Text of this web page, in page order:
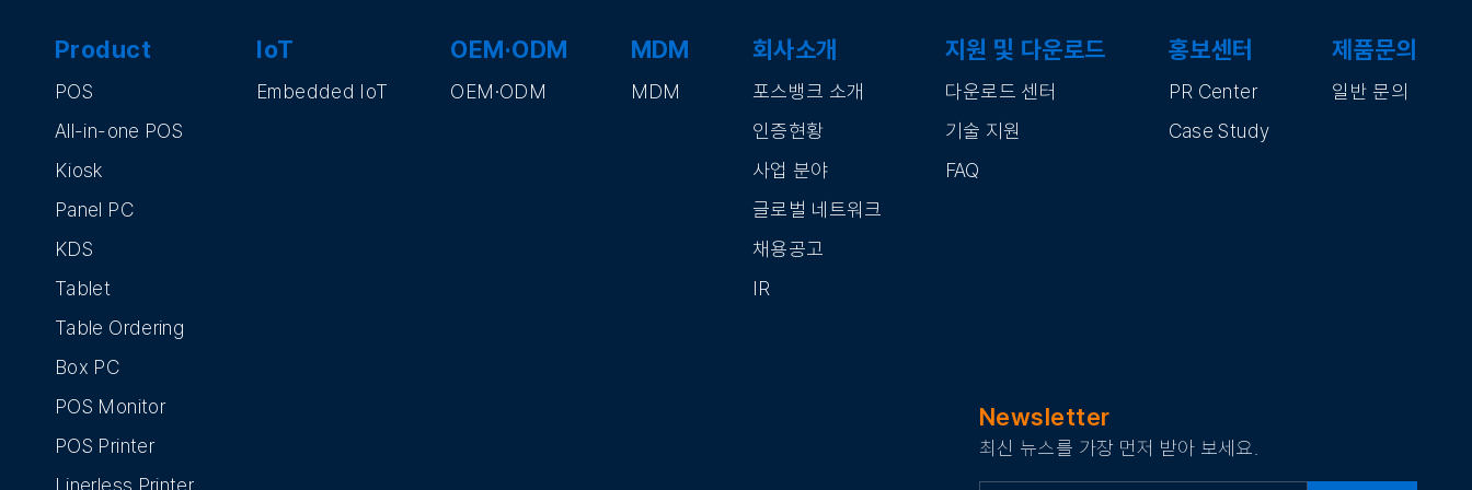
Product
POS
All-in-one POS
Kiosk
Panel PC
KDS
Tablet
Table Ordering
Box PC
POS Monitor
POS Printer
Linerless Printer
IoT
Embedded IoT
OEM·ODM
OEM·ODM
MDM
MDM
회사소개
포스뱅크 소개
인증현황
사업 분야
글로벌 네트워크
채용공고
IR
지원 및 다운로드
다운로드 센터
기술 지원
FAQ
홍보센터
PR Center
Case Study
제품문의
일반 문의
Newsletter
최신 뉴스를 가장 먼저 받아 보세요.